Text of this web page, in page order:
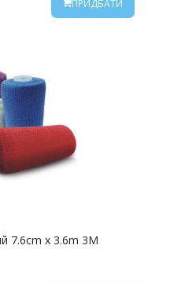
ПРИДБАТИ
7.6cm x 3.6m 3M